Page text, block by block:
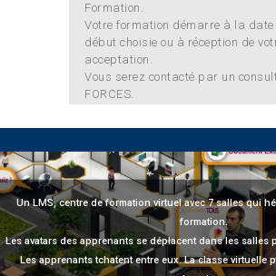
Formation.
Votre formation démarre à la date
début choisie ou à réception de
acceptation.
Vous serez contacté par un
FORCES.
Un LMS, centre de formation virtuel avec 7 salles qui
formation.
Les avatars des apprenants se déplacent dans les salles
Les apprenants tchatent entre eux. La classe virtuelle